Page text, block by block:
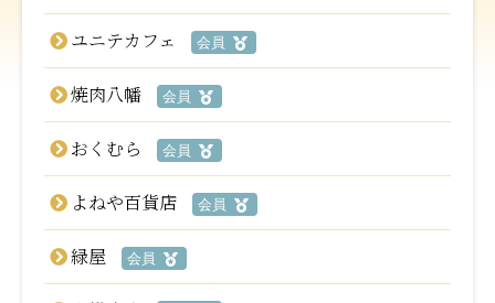
ユニテカフェ 会員
焼肉八幡 会員
おくむら 会員
よねや百貨店 会員
緑屋 会員